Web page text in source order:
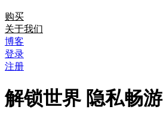
购买
关于我们
博客
登录
注册
解锁世界 隐私畅游